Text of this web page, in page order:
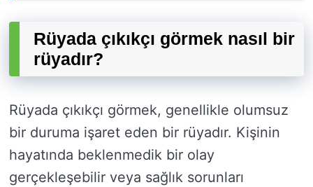
Rüyada çıkıkçı görmek nasıl bir
rüyadır?
Rüyada çıkıkçı görmek, genellikle olumsuz
bir duruma işaret eden bir rüyadır. Kişinin
hayatında beklenmedik bir olay
gerçekleşebilir veya sağlık sorunları